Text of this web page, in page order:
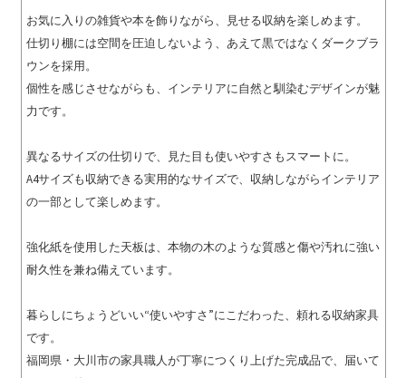
お気に入りの雑貨や本を飾りながら、見せる収納を楽しめます。
仕切り棚には空間を圧迫しないよう、あえて黒ではなくダークブラ
ウンを採用。
個性を感じさせながらも、インテリアに自然と馴染むデザインが魅
力です。
異なるサイズの仕切りで、見た目も使いやすさもスマートに。
A4サイズも収納できる実用的なサイズで、収納しながらインテリア
の一部として楽しめます。
強化紙を使用した天板は、本物の木のような質感と傷や汚れに強い
耐久性を兼ね備えています。
暮らしにちょうどいい“使いやすさ”にこだわった、頼れる収納家具
です。
福岡県・大川市の家具職人が丁寧につくり上げた完成品で、届いて